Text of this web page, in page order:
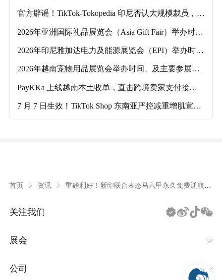
官方辟谣！TikTok-Tokopedia 印尼否认大规模裁员，实
2026年亚洲国际礼品展览会（Asia Gift Fair）举办时间
2026年印尼雅加达电力及能源展览会（EPI）举办时间
2026年越南宠物用品展览会举办时间、及主要参展品
PayKKa 上线越南本土收单，直击跨境卖家支付接入
7 月 7 日生效！TikTok Shop 东南亚严控减重增肌宣
首页 资讯
重磅利好！新印联合表态马六甲永久免费通航，
关注我们
展会
IEAE消费类电子及家用电器系列
公司